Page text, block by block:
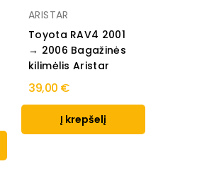
ARISTAR
Toyota RAV4 2001
→ 2006 Bagažinės
kilimėlis Aristar
39,00 €
Į krepšelį